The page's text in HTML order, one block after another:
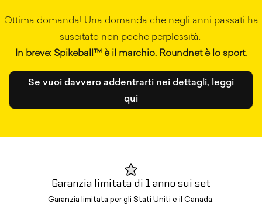
Ottima domanda! Una domanda che negli anni passati ha
suscitato non poche perplessità.
In breve: Spikeball™ è il marchio. Roundnet è lo sport.
Se vuoi davvero addentrarti nei dettagli, leggi
qui
Garanzia limitata di 1 anno sui set
Garanzia limitata per gli Stati Uniti e il Canada.